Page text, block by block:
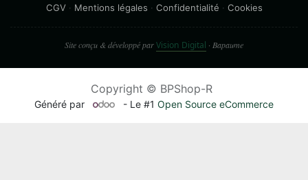
CGV · Mentions légales · Confidentialité · Cookies
Site conçu & développé parVision Digital · Bapaume
Copyright © BPShop-R
Généré par - Le #1Open Source eCommerce